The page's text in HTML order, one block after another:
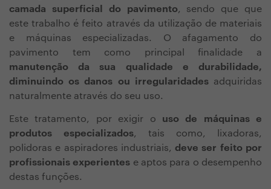
camada superficial do pavimento, sendo que que
este trabalho é feito através da utilização de materiais
e máquinas especializadas. O afagamento do
pavimento tem como principal finalidade a
manutenção da sua qualidade e durabilidade,
diminuindo os danos ou irregularidadesadquiridas
naturalmente através do seu uso.
Este tratamento, por exigir o uso de máquinas e
produtos especializados, tais como, lixadoras,
polidoras e aspiradores industriais, deve ser feito por
profissionais experientes e aptos para o desempenho
destas funções.